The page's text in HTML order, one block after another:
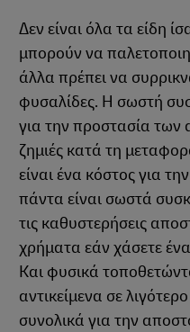
Δεν είναι όλα τα είδη
μπορούν να
άλλα πρέπει να
φυσαλίδες. Η σωστή
για την προστασία των
ζημιές κατά τη
είναι ένα κόστος για
πάντα είναι σωστά
τις καθυστερήσεις
χρήματα εάν χάσετε
Και φυσικά
αντικείμενα σε
συνολικά για την